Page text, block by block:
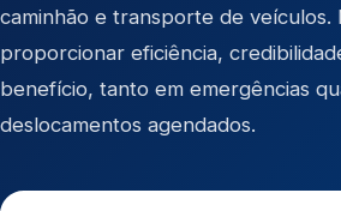
caminhão e transporte de veículos.
proporcionar eficiência,
benefício, tanto em emergências
deslocamentos agendados.